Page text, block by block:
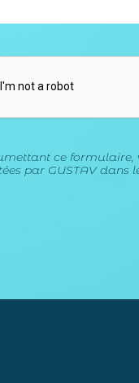
ce formulaire,
par GUSTAV dans